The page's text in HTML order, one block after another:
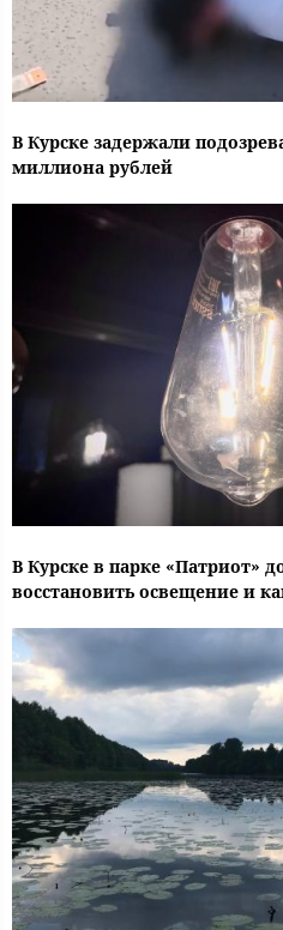
В Курске задержали
миллиона рублей
В Курске в парке «Патриот»
восстановить освещение и